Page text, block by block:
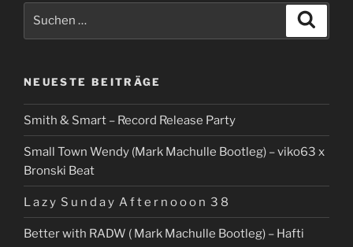
64.Sendung
Body
(Gast:
Barbarella)“
NEUESTE BEITRÄGE
Smith & Smart – Record Release Party
Small Town Wendy (Mark Machulle Bootleg) – viko63 x
Bronski Beat
L a z y S u n d a y A f t e r n o o o n 3 8
Better with RADW ( Mark Machulle Bootleg) – Hafti